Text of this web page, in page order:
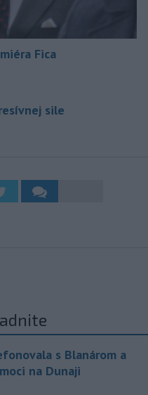
Fica
sile
s Blanárom a
na Dunaji